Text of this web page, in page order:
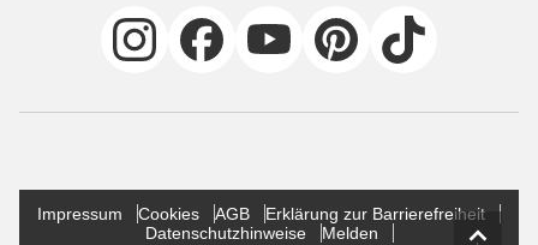
Impressum Cookies AGB
Erklärung zur Barrierefreiheit
Datenschutzhinweise
Melden